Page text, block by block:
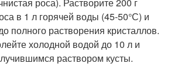
в 1 л горячей воды (45-50°С) и
полного растворения кристаллов.
холодной водой до 10 л и
раствором кусты.